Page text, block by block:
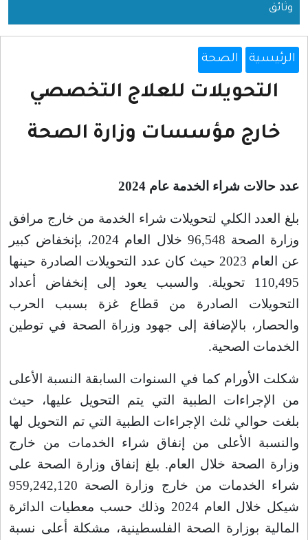
وثائق
الرئيسية الصحة
التحويلات للعلاج التخصصي
خارج مؤسسات وزارة الصحة
عدد حالات شراء الخدمة عام 2024
بلغ العدد الكلي لتحويلات شراء الخدمة من خارج مرافق
وزارة الصحة 96,548 خلال العام 2024، بإنخفاض كبير
عن العام 2023 حيث كان عدد التحويلات الصادرة حينها
110,495 تحويلة. والسبب يعود إلى إنخفاض أعداد
التحويلات الصادرة من قطاع غزة بسبب الحرب
والحصار، بالإضافة إلى جهود وزراة الصحة في توطين
الخدمات الصحية.
شكلت الأورام كما في السنوات السابقة النسبة الأعلى
من الإجراءات الطبية التي يتم التحويل عليها، حيث
بلغت حوالي ثلث الإجراءات الطبية التي تم التحويل لها
والنسبة الأعلى من إنفاق شراء الخدمات من خارج
وزارة الصحة خلال العام. بلغ إنفاق وزارة الصحة على
شراء الخدمات من خارج وزارة الصحة 959,242,120
شيكل خلال العام 2024 وذلك حسب معطيات الدائرة
المالية بوزارة الصحة الفلسطينية، مشكلة أعلى نسبة